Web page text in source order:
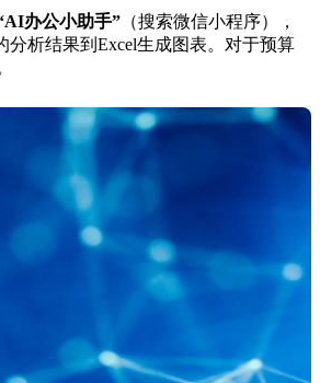
办公小助手” （搜索微信小程序），
分析结果到Excel生成图表。对于预算